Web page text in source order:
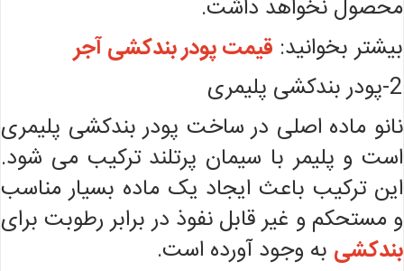
محصول نخواهد داشت.
بیشتر بخوانید: قیمت پودر بندکشی آجر
2-پودر بندکشی پلیمری
نانو ماده اصلی در ساخت پودر بندکشی پلیمری
است و پلیمر با سیمان پرتلند ترکیب می شود.
این ترکیب باعث ایجاد یک ماده بسیار مناسب
و مستحکم و غیر قابل نفوذ در برابر رطوبت برای
بندکشی به وجود آورده است.